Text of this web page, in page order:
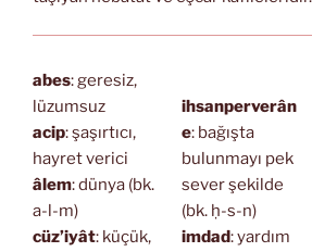
abes: geresiz,
lüzumsuz
acip: şaşırtıcı,
hayret verici
âlem: dünya (bk.
a-l-m)
cüz’iyât: küçük,
ihsanperverân
e: bağışta
bulunmayı pek
sever şekilde
(bk. ḥ-s-n)
imdad: yardım